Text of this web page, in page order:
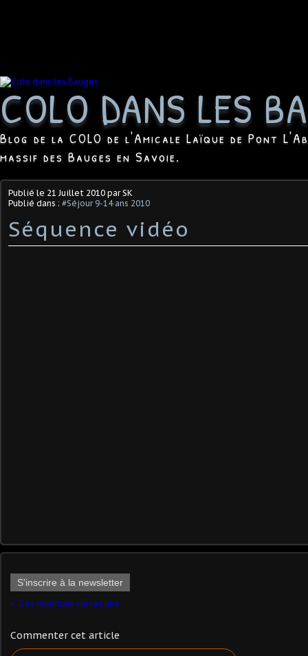
COLO DANS LES
Blog de la COLO de l'Amicale Laïque de Pont
massif des Bauges en Savoie.
Publié le 21 Juillet 2010 par SK
Publié dans : #Séjour 9-14 ans 2010
Séquence vidéo
S'inscrire à la newsletter
Des mouflons sur la Lune
Commenter cet article